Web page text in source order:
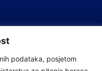
podataka, posjetom